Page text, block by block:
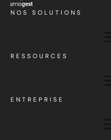
NOS SOLUTIONS
RESSOURCES
ENTREPRISE